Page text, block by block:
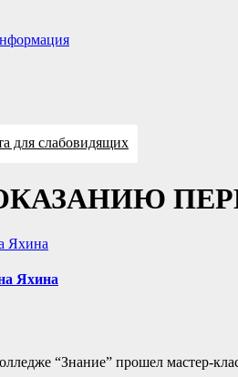
для слабовидящих
Яхина
“Знание” прошел мастер-